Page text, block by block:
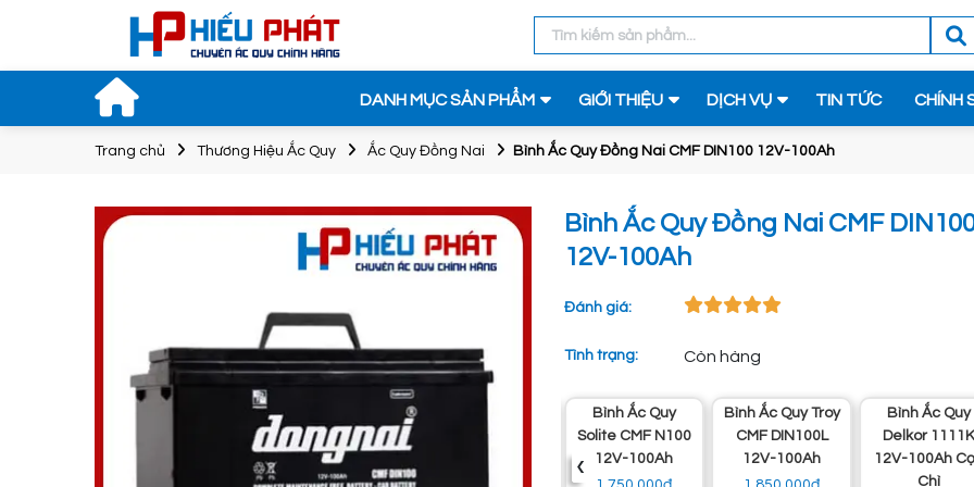
DANH MỤC SẢN PHẨM GIỚI THIỆU DỊCH VỤ TIN TỨC CHÍNH
Trang chủ Thương Hiệu Ắc Quy Ắc Quy Đồng Nai Bình Ắc Quy Đồng Nai CMF DIN100 12V-100Ah
Bình Ắc Quy Đồng Nai CMF
12V-100Ah
Đánh giá:
Tình trạng: Còn hàng
ROCKET SMF
60044 12V-100Ah
Solite CMF N100
Bình Ắc Quy Troy
CMF DIN100L
12V-100Ah
Bình Ắc Quy
Delkor 1111K
12V-100Ah Cọc
Chì
Bình Ắc Quy
Enimac CMF
800 12V-
‹